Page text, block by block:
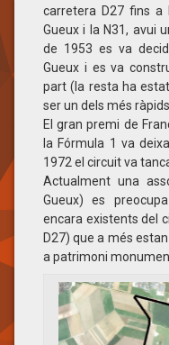
carretera D27 fins a
Gueux i la N31, avui
de 1953 es va
Gueux i es va
part (la resta ha
ser un dels més
El gran premi de
la Fórmula 1 va
1972 el circuit va
Actualment una
Gueux) es
encara existents del
D27) que a més
a patrimoni